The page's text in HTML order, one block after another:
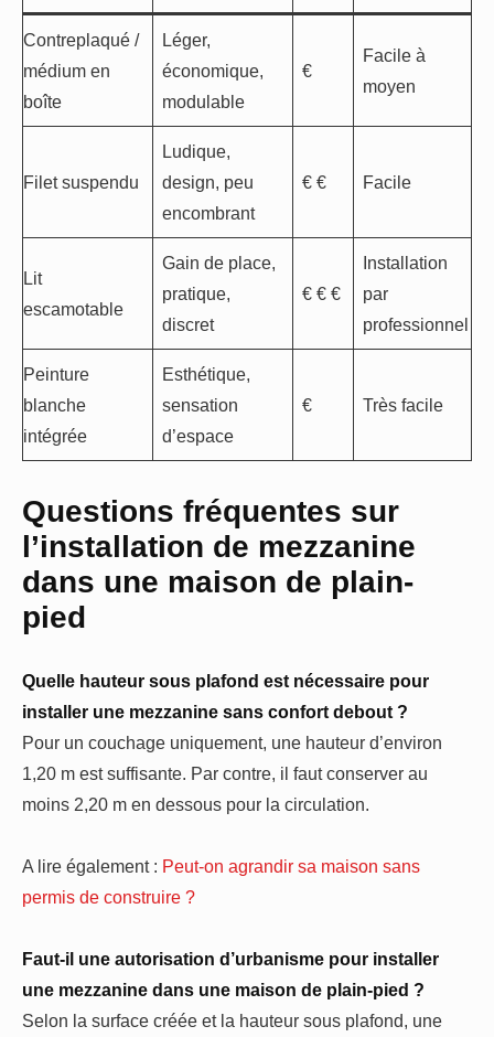
Contreplaqué /
médium en
boîte
Léger,
économique,
modulable
€
Facile à
moyen
Filet suspendu
Ludique,
design, peu
encombrant
€ € Facile
Lit
escamotable
Gain de place,
pratique,
discret
€ € €
Installation
par
professionnel
Peinture
blanche
intégrée
Esthétique,
sensation
d’espace
€ Très facile
Questions fréquentes sur
l’installation de mezzanine
dans une maison de plain-
pied
Quelle hauteur sous plafond est nécessaire pour
installer une mezzanine sans confort debout ?
Pour un couchage uniquement, une hauteur d’environ
1,20 m est suffisante. Par contre, il faut conserver au
moins 2,20 m en dessous pour la circulation.
A lire également : Peut-on agrandir sa maison sans
permis de construire ?
Faut-il une autorisation d’urbanisme pour installer
une mezzanine dans une maison de plain-pied ?
Selon la surface créée et la hauteur sous plafond, une